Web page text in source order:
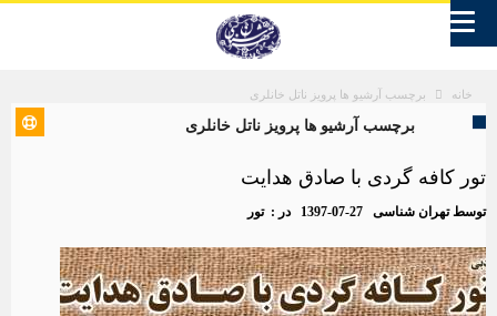
خانه برچسب آرشیو ها پرویز ناتل خانلری
برچسب آرشیو ها پرویز ناتل خانلری
تور کافه گردی با صادق هدایت
توسطتهران شناسی 1397-07-27 در :تور